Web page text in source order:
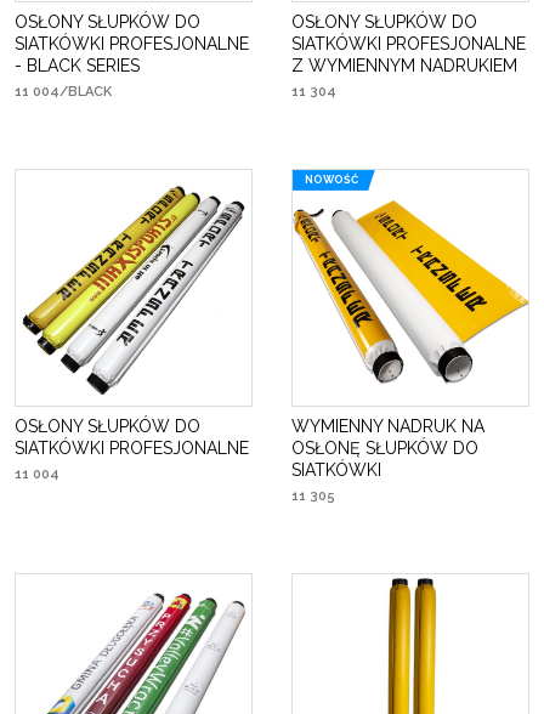
OSŁONY SŁUPKÓW DO
SIATKÓWKI PROFESJONALNE
- BLACK SERIES
11 004/BLACK
OSŁONY SŁUPKÓW DO
SIATKÓWKI PROFESJONALNE
Z WYMIENNYM NADRUKIEM
11 304
OSŁONY SŁUPKÓW DO
SIATKÓWKI PROFESJONALNE
11 004
NOWOŚĆ
WYMIENNY NADRUK NA
OSŁONĘ SŁUPKÓW DO
SIATKÓWKI
11 305